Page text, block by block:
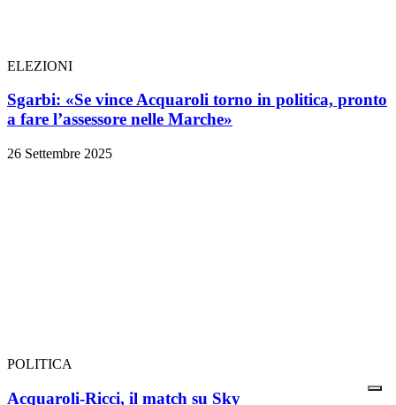
ELEZIONI
Sgarbi: «Se vince Acquaroli torno in politica, pronto
a fare l’assessore nelle Marche»
26 Settembre 2025
POLITICA
Acquaroli-Ricci, il match su Sky